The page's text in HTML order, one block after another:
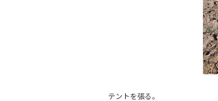
テントを張る。